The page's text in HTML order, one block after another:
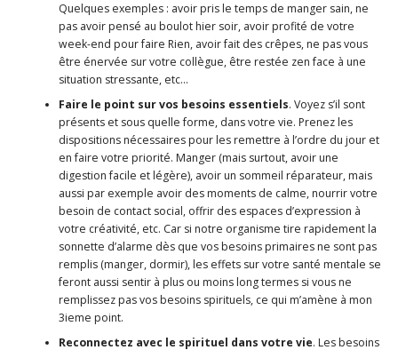
Quelques exemples : avoir pris le temps de manger sain, ne
pas avoir pensé au boulot hier soir, avoir profité de votre
week-end pour faire Rien, avoir fait des crêpes, ne pas vous
être énervée sur votre collègue, être restée zen face à une
situation stressante, etc…
Faire le point sur vos besoins essentiels. Voyez s’il sont
présents et sous quelle forme, dans votre vie. Prenez les
dispositions nécessaires pour les remettre à l’ordre du jour et
en faire votre priorité. Manger (mais surtout, avoir une
digestion facile et légère), avoir un sommeil réparateur, mais
aussi par exemple avoir des moments de calme, nourrir votre
besoin de contact social, offrir des espaces d’expression à
votre créativité, etc. Car si notre organisme tire rapidement la
sonnette d’alarme dès que vos besoins primaires ne sont pas
remplis (manger, dormir), les effets sur votre santé mentale se
feront aussi sentir à plus ou moins long termes si vous ne
remplissez pas vos besoins spirituels, ce qui m’amène à mon
3ieme point.
Reconnectez avec le spirituel dans votre vie. Les besoins